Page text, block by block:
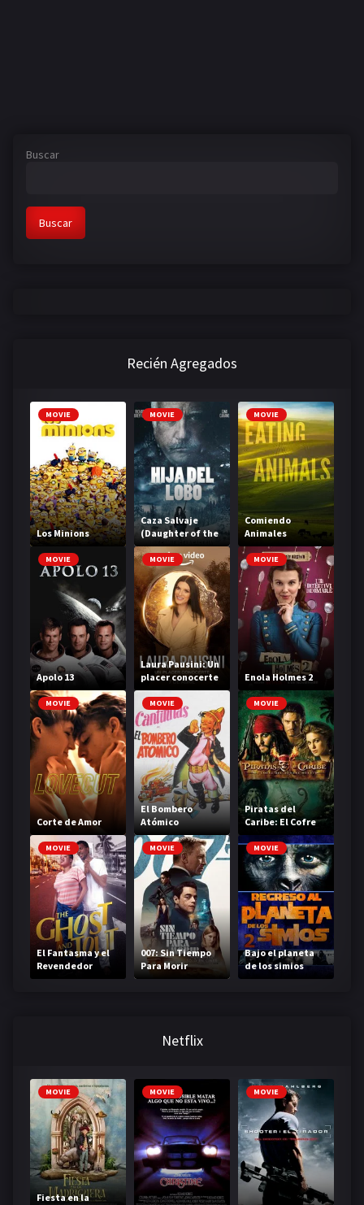
Buscar
Buscar
Recién Agregados
MOVIE
Los Minions
MOVIE
Caza Salvaje
(Daughter of the
Wolf)
MOVIE
Comiendo
Animales
MOVIE
Apolo 13
MOVIE
Laura Pausini: Un
placer conocerte
MOVIE
Enola Holmes 2
MOVIE
Corte de Amor
MOVIE
El Bombero
Atómico
MOVIE
Piratas del
Caribe: El Cofre
de la Muerte
MOVIE
El Fantasma y el
Revendedor
también
MOVIE
007: Sin Tiempo
Para Morir
MOVIE
Bajo el planeta
de los simios
Netflix
MOVIE
Fiesta en la
MOVIE MOVIE